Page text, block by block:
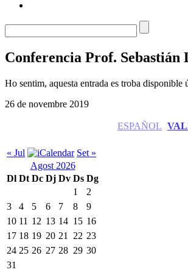
Conferencia Prof. Sebastián
Ho sentim, aquesta entrada es troba disponible
26 de novembre 2019
ESPAÑOL
« Jul
Set »
Agost 2026
Dl Dt Dc Dj Dv Ds Dg
1
2
3
4 5 6 7 8
9
10 11 12 13 14 15 16
17 18 19 20 21 22 23
24 25 26 27 28 29 30
31